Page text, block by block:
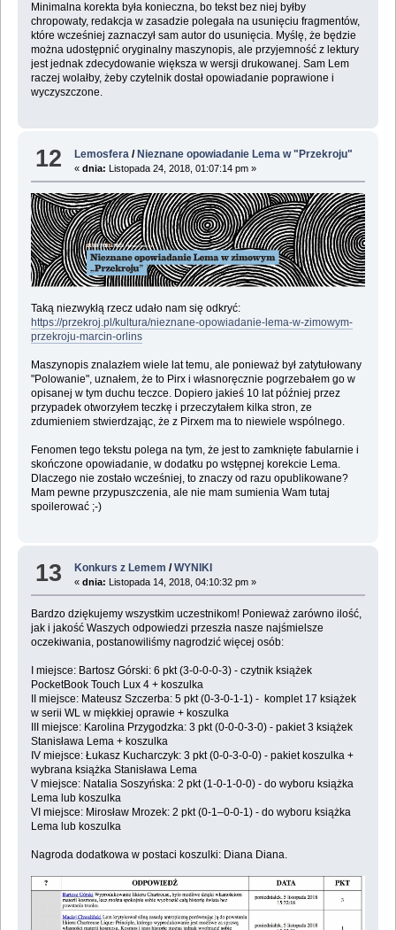
Minimalna korekta była konieczna, bo tekst bez niej byłby
chropowaty, redakcja w zasadzie polegała na usunięciu fragmentów,
które wcześniej zaznaczył sam autor do usunięcia. Myślę, że będzie
można udostępnić oryginalny maszynopis, ale przyjemność z lektury
jest jednak zdecydowanie większa w wersji drukowanej. Sam Lem
raczej wolałby, żeby czytelnik dostał opowiadanie poprawione i
wyczyszczone.
12 Lemosfera /Nieznane opowiadanie Lema w "Przekroju"
«dnia: Listopada 24, 2018, 01:07:14 pm »
Taką niezwykłą rzecz udało nam się odkryć:
https://przekroj.pl/kultura/nieznane-opowiadanie-lema-w-zimowym-
przekroju-marcin-orlins
Maszynopis znalazłem wiele lat temu, ale ponieważ był zatytułowany
"Polowanie", uznałem, że to Pirx i własnoręcznie pogrzebałem go w
opisanej w tym duchu teczce. Dopiero jakieś 10 lat później przez
przypadek otworzyłem teczkę i przeczytałem kilka stron, ze
zdumieniem stwierdzając, że z Pirxem ma to niewiele wspólnego.
Fenomen tego tekstu polega na tym, że jest to zamknięte fabularnie i
skończone opowiadanie, w dodatku po wstępnej korekcie Lema.
Dlaczego nie zostało wcześniej, to znaczy od razu opublikowane?
Mam pewne przypuszczenia, ale nie mam sumienia Wam tutaj
spoilerować ;-)
13 Konkurs z Lemem /WYNIKI
«dnia: Listopada 14, 2018, 04:10:32 pm »
Bardzo dziękujemy wszystkim uczestnikom! Ponieważ zarówno ilość,
jak i jakość Waszych odpowiedzi przeszła nasze najśmielsze
oczekiwania, postanowiliśmy nagrodzić więcej osób:
I miejsce: Bartosz Górski: 6 pkt (3-0-0-0-3) - czytnik książek
PocketBook Touch Lux 4 + koszulka
II miejsce: Mateusz Szczerba: 5 pkt (0-3-0-1-1) - komplet 17 książek
w serii WL w miękkiej oprawie + koszulka
III miejsce: Karolina Przygodzka: 3 pkt (0-0-0-3-0) - pakiet 3 książek
Stanisława Lema + koszulka
IV miejsce: Łukasz Kucharczyk: 3 pkt (0-0-3-0-0) - pakiet koszulka +
wybrana książka Stanisława Lema
V miejsce: Natalia Soszyńska: 2 pkt (1-0-1-0-0) - do wyboru książka
Lema lub koszulka
VI miejsce: Mirosław Mrozek: 2 pkt (0-1–0-0-1) - do wyboru książka
Lema lub koszulka
Nagroda dodatkowa w postaci koszulki: Diana Diana.